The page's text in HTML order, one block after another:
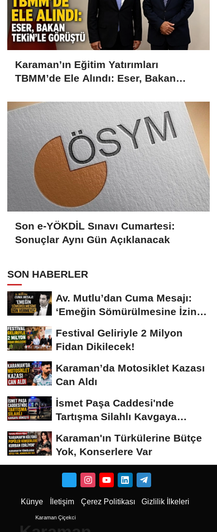
Karaman’ın Eğitim Yatırımları
TBMM’de Ele Alındı: Eser, Bakan
Son e-YÖKDİL Sınavı Cumartesi:
Sonuçlar Aynı Gün Açıklanacak
SON HABERLER
Av. Mutlu’dan Cuma Mesajı:
‘Emeğin Sömürülmesine İzin
Festival Geliriyle 2 Milyon
Fidan Dikilecek!
Karaman’da Motosiklet Kazası
Can Aldı
İsmet Paşa Caddesi'nde
Tartışma Silahlı Kavgaya
Karaman'ın Türkülerine Bütçe
Yok, Konserlere Var
Künye İletişim Çerez Politikası Gizlilik İlkeleri
Karaman Çiçekci